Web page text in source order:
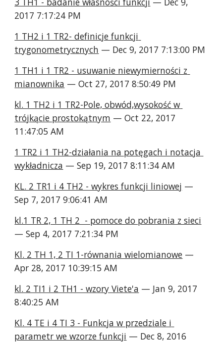
2017 7:17:24 PM
1 TH2 i 1 TR2- definicje funkcji
trygonometrycznych — Dec 9, 2017 7:13:00 PM
1 TH1 i 1 TR2 - usuwanie niewymierności z
mianownika — Oct 27, 2017 8:50:49 PM
kl. 1 TH2 i 1 TR2-Pole, obwód,wysokość w
trójkącie prostokątnym — Oct 22, 2017
11:47:05 AM
1 TR2 i 1 TH2-działania na potęgach i notacja
wykładnicza — Sep 19, 2017 8:11:34 AM
KL. 2 TR1 i 4 TH2 - wykres funkcji liniowej —
Sep 7, 2017 9:06:41 AM
kl.1 TR 2, 1 TH 2  - pomoce do pobrania z sieci
— Sep 4, 2017 7:21:34 PM
Kl. 2 TH 1, 2 TI 1-równania wielomianowe —
Apr 28, 2017 10:39:15 AM
kl. 2 TI1 i 2 TH1 - wzory Viete'a — Jan 9, 2017
8:40:25 AM
Kl. 4 TE i 4 TI 3 - Funkcja w przedziale i
parametr we wzorze funkcji — Dec 8, 2016